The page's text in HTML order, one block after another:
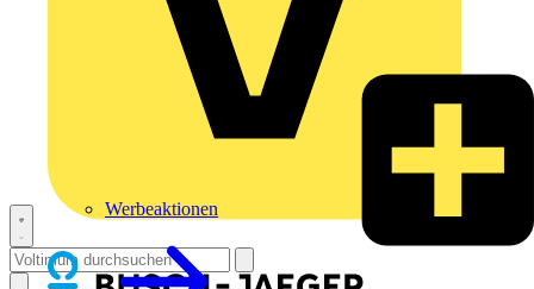
Werbeaktionen